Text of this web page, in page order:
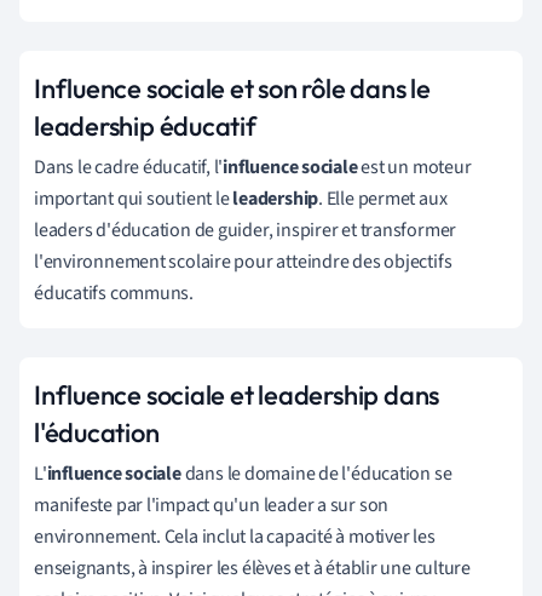
Influence sociale et son rôle dans le
leadership éducatif
Dans le cadre éducatif, l'influence socialeest un moteur
important qui soutient leleadership. Elle permet aux
leaders d'éducation de guider, inspirer et transformer
l'environnement scolaire pour atteindre des objectifs
éducatifs communs.
Influence sociale et leadership dans
l'éducation
L'influence socialedans le domaine de l'éducation se
manifeste par l'impact qu'un leader a sur son
environnement. Cela inclut la capacité à motiver les
enseignants, à inspirer les élèves et à établir une culture